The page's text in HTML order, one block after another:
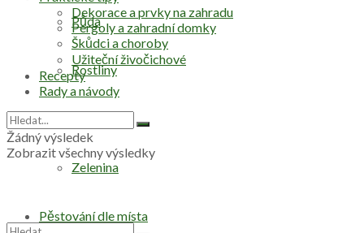
Půda
Rostliny
Zelenina
Pěstování dle místa
Dekorace a prvky na zahradu
Pergoly a zahradní domky
Škůdci a choroby
Užiteční živočichové
Recepty
Rady a návody
Žádný výsledek
Zobrazit všechny výsledky